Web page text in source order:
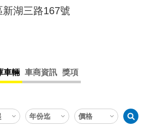
新湖三路167號
車輛 車商資訊 獎項